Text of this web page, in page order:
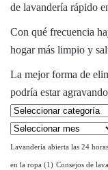
de lavandería rápido
Con qué frecuencia
hogar más limpio y
La mejor forma de
podría estar
Seleccionar
categoría
Archivos
Lavandería abierta las 24 horas
en la ropa (1) Consejos de